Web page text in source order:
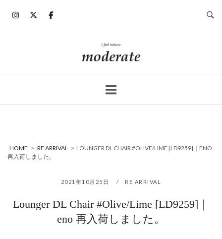
ホ
ー
HOME > RE ARRIVAL > LOUNGER DL CHAIR #OLIVE/LIME [LD9259]｜ENO
再入荷しました。
2021年10月25日 RE ARRIVAL
Lounger DL Chair #Olive/Lime [LD9259]｜
eno 再入荷しました。